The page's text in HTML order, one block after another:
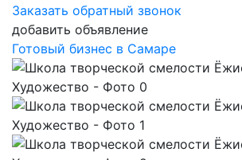
Заказать обратный звонок
добавить объявление
Готовый бизнес в Самаре